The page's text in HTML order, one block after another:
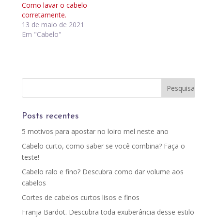
Como lavar o cabelo
corretamente.
13 de maio de 2021
Em "Cabelo"
Posts recentes
5 motivos para apostar no loiro mel neste ano
Cabelo curto, como saber se você combina? Faça o
teste!
Cabelo ralo e fino? Descubra como dar volume aos
cabelos
Cortes de cabelos curtos lisos e finos
Franja Bardot. Descubra toda exuberância desse estilo